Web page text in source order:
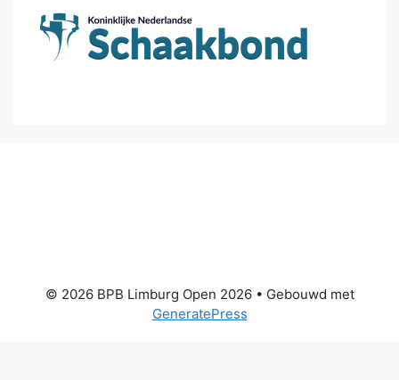
© 2026 BPB Limburg Open 2026• Gebouwd met
GeneratePress